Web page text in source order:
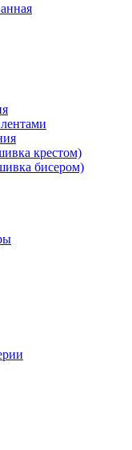
крестом)
бисером)